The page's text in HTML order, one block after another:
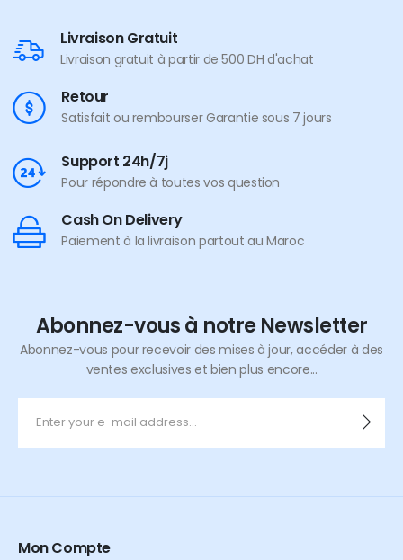
Livraison Gratuit
Livraison gratuit à partir de 500 DH d'achat
Retour
Satisfait ou rembourser Garantie sous 7 jours
Support 24h/7j
Pour répondre à toutes vos question
Cash On Delivery
Paiement à la livraison partout au Maroc
Abonnez-vous à notre Newsletter
Abonnez-vous pour recevoir des mises à jour, accéder à des
ventes exclusives et bien plus encore...
Mon Compte